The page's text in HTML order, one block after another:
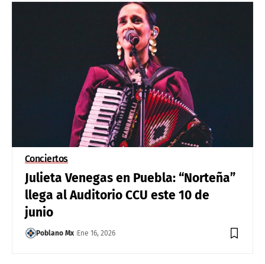
Conciertos
Julieta Venegas en Puebla: “Norteña”
llega al Auditorio CCU este 10 de
junio
Poblano Mx Ene 16, 2026